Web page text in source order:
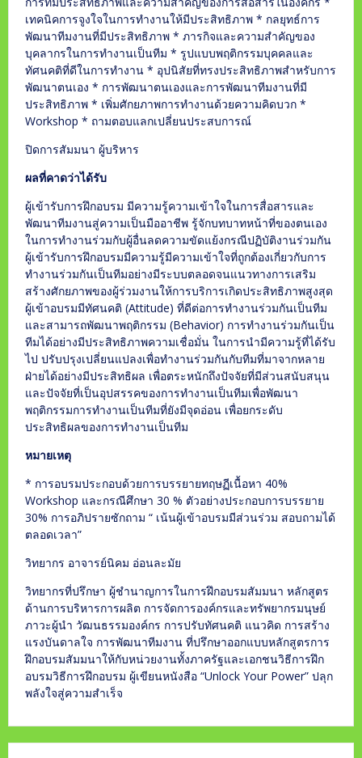
เทคนิคการจูงใจในการทำงานให้มีประสิทธิภาพ * กลยุทธ์การ
พัฒนาทีมงานที่มีประสิทธิภาพ * ภารกิจและความสำคัญของ
บุคลากรในการทำงานเป็นทีม * รูปแบบพฤติกรรมบุคคลและ
ทัศนคติที่ดีในการทำงาน * อุปนิสัยที่ทรงประสิทธิภาพสำหรับการ
พัฒนาตนเอง * การพัฒนาตนเองและการพัฒนาทีมงานที่มี
ประสิทธิภาพ * เพิ่มศักยภาพการทำงานด้วยความคิดบวก *
Workshop * ถามตอบแลกเปลี่ยนประสบการณ์
ปิดการสัมมนา ผู้บริหาร
ผลที่คาดว่าได้รับ
ผู้เข้ารับการฝึกอบรม มีความรู้ความเข้าใจในการสื่อสารและ
พัฒนาทีมงานสู่ความเป็นมืออาชีพ รู้จักบทบาทหน้าที่ของตนเอง
ในการทำงานร่วมกับผู้อื่นลดความขัดแย้งกรณีปฏิบัติงานร่วมกัน
ผู้เข้ารับการฝึกอบรมมีความรู้มีความเข้าใจที่ถูกต้องเกี่ยวกับการ
ทำงานร่วมกันเป็นทีมอย่างมีระบบตลอดจนแนวทางการเสริม
สร้างศักยภาพของผู้ร่วมงานให้การบริการเกิดประสิทธิภาพสูงสุด
ผู้เข้าอบรมมีทัศนคติ (Attitude) ที่ดีต่อการทำงานร่วมกันเป็นทีม
และสามารถพัฒนาพฤติกรรม (Behavior) การทำงานร่วมกันเป็น
ทีมได้อย่างมีประสิทธิภาพความเชื่อมั่น ในการนำมีความรู้ที่ได้รับ
ไป ปรับปรุงเปลี่ยนแปลงเพื่อทำงานร่วมกันกับทีมที่มาจากหลาย
ฝ่ายได้อย่างมีประสิทธิผล เพื่อตระหนักถึงปัจจัยที่มีส่วนสนับสนุน
และปัจจัยที่เป็นอุปสรรคของการทำงานเป็นทีมเพื่อพัฒนา
พฤติกรรมการทำงานเป็นทีมที่ยังมีจุดอ่อน เพื่อยกระดับ
ประสิทธิผลของการทำงานเป็นทีม
หมายเหตุ
* การอบรมประกอบด้วยการบรรยายทฤษฏีเนื้อหา 40%
Workshop และกรณีศึกษา 30 % ตัวอย่างประกอบการบรรยาย
30% การอภิปรายซักถาม “ เน้นผู้เข้าอบรมมีส่วนร่วม สอบถามได้
ตลอดเวลา”
วิทยากร อาจารย์นิคม อ่อนละมัย
วิทยากรที่ปรึกษา ผู้ชำนาญการในการฝึกอบรมสัมมนา หลักสูตร
ด้านการบริหารการผลิต การจัดการองค์กรและทรัพยากรมนุษย์
ภาวะผู้นำ วัฒนธรรมองค์กร การปรับทัศนคติ แนวคิด การสร้าง
แรงบันดาลใจ การพัฒนาทีมงาน ที่ปรึกษาออกแบบหลักสูตรการ
ฝึกอบรมสัมมนาให้กับหน่วยงานทั้งภาครัฐและเอกชนวิธีการฝึก
อบรมวิธีการฝึกอบรม ผู้เขียนหนังสือ “Unlock Your Power” ปลุก
พลังใจสู่ความสำเร็จ